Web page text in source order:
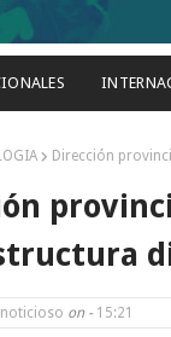
Dirección
on - 15:21